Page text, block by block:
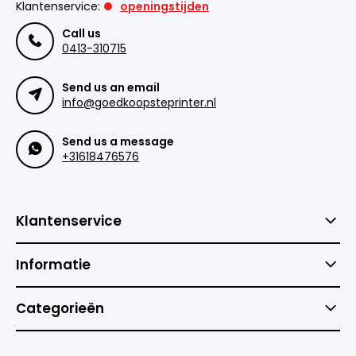
Klantenservice:
openingstijden
Call us
0413-310715
Send us an email
info@goedkoopsteprinter.nl
Send us a message
+31618476576
Klantenservice
Informatie
Categorieën